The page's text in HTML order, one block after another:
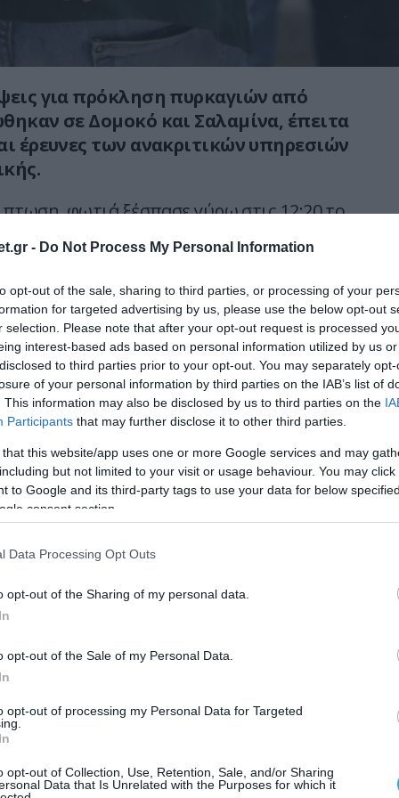
- Do Not Process My Personal Information
opt-out of the sale, sharing to third parties, or processing of your
for targeted advertising by us, please use the below opt-out
selection. Please note that after your opt-out request is processed
interest-based ads based on personal information utilized by us
to third parties prior to your opt-out. You may separately
of your personal information by third parties on the IAB’s list of
This information may also be disclosed by us to third parties on the
Participants that may further disclose it to other third parties.
that this website/app uses one or more Google services and may
but not limited to your visit or usage behaviour. You may
to Google and its third-party tags to use your data for below
consent section.
Data Processing Opt Outs
opt-out of the Sharing of my personal data.
opt-out of the Sale of my Personal Data.
opt-out of processing my Personal Data for Targeted
opt-out of Collection, Use, Retention, Sale, and/or Sharing
Data that Is Unrelated with the Purposes for which it
για πρόκληση πυρκαγιών από
σε Δομοκό και Σαλαμίνα, έπειτα
έρευνες των ανακριτικών υπηρεσιών
φωτιά ξέσπασε γύρω στις 12:20 το
εργασιών. Σύμφωνα με τα ευρήματα, ένας
την πυρκαγιά όταν μεταλλικό εξάρτημα
ήρθε σε επαφή με πέτρα,
που άναψε τη φωτιά. Από την
περίπου τρία στρέμματα, με τις φλόγες να
έκταση, ενώ ο άνδρας συνελήφθη στο
12:30, δεύτερη φωτιά εκδηλώθηκε στα
αυτή τη φορά κατά τη διάρκεια
με ηλεκτρικό τροχό. Οι αρχές
σύλληψη ενός 61χρονου, καθώς δεν είχαν
ενώ στον άνδρα επιβλήθηκε και
4.000 ευρώ.
ΑΡΘΡΟ